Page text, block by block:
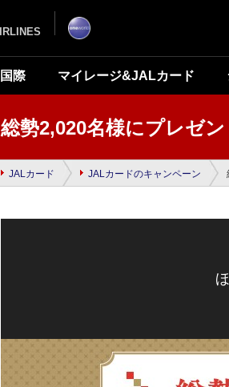
国際 マイレージ&JALカード
総勢2,020名様にプレゼ
JALカード JALカードのキャンペーン